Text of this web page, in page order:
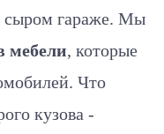
сыром гараже. Мы
мебели, которые
Что
кузова -